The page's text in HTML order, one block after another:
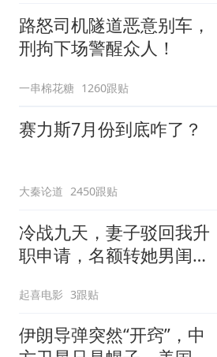
路怒司机隧道恶意别车，
刑拘下场警醒众人！
一串棉花糖 1260跟贴
赛力斯7月份到底咋了？
大秦论道 2450跟贴
冷战九天，妻子驳回我升
职申请，名额转她男闺
起喜电影 3跟贴
伊朗导弹突然“开窍”，中